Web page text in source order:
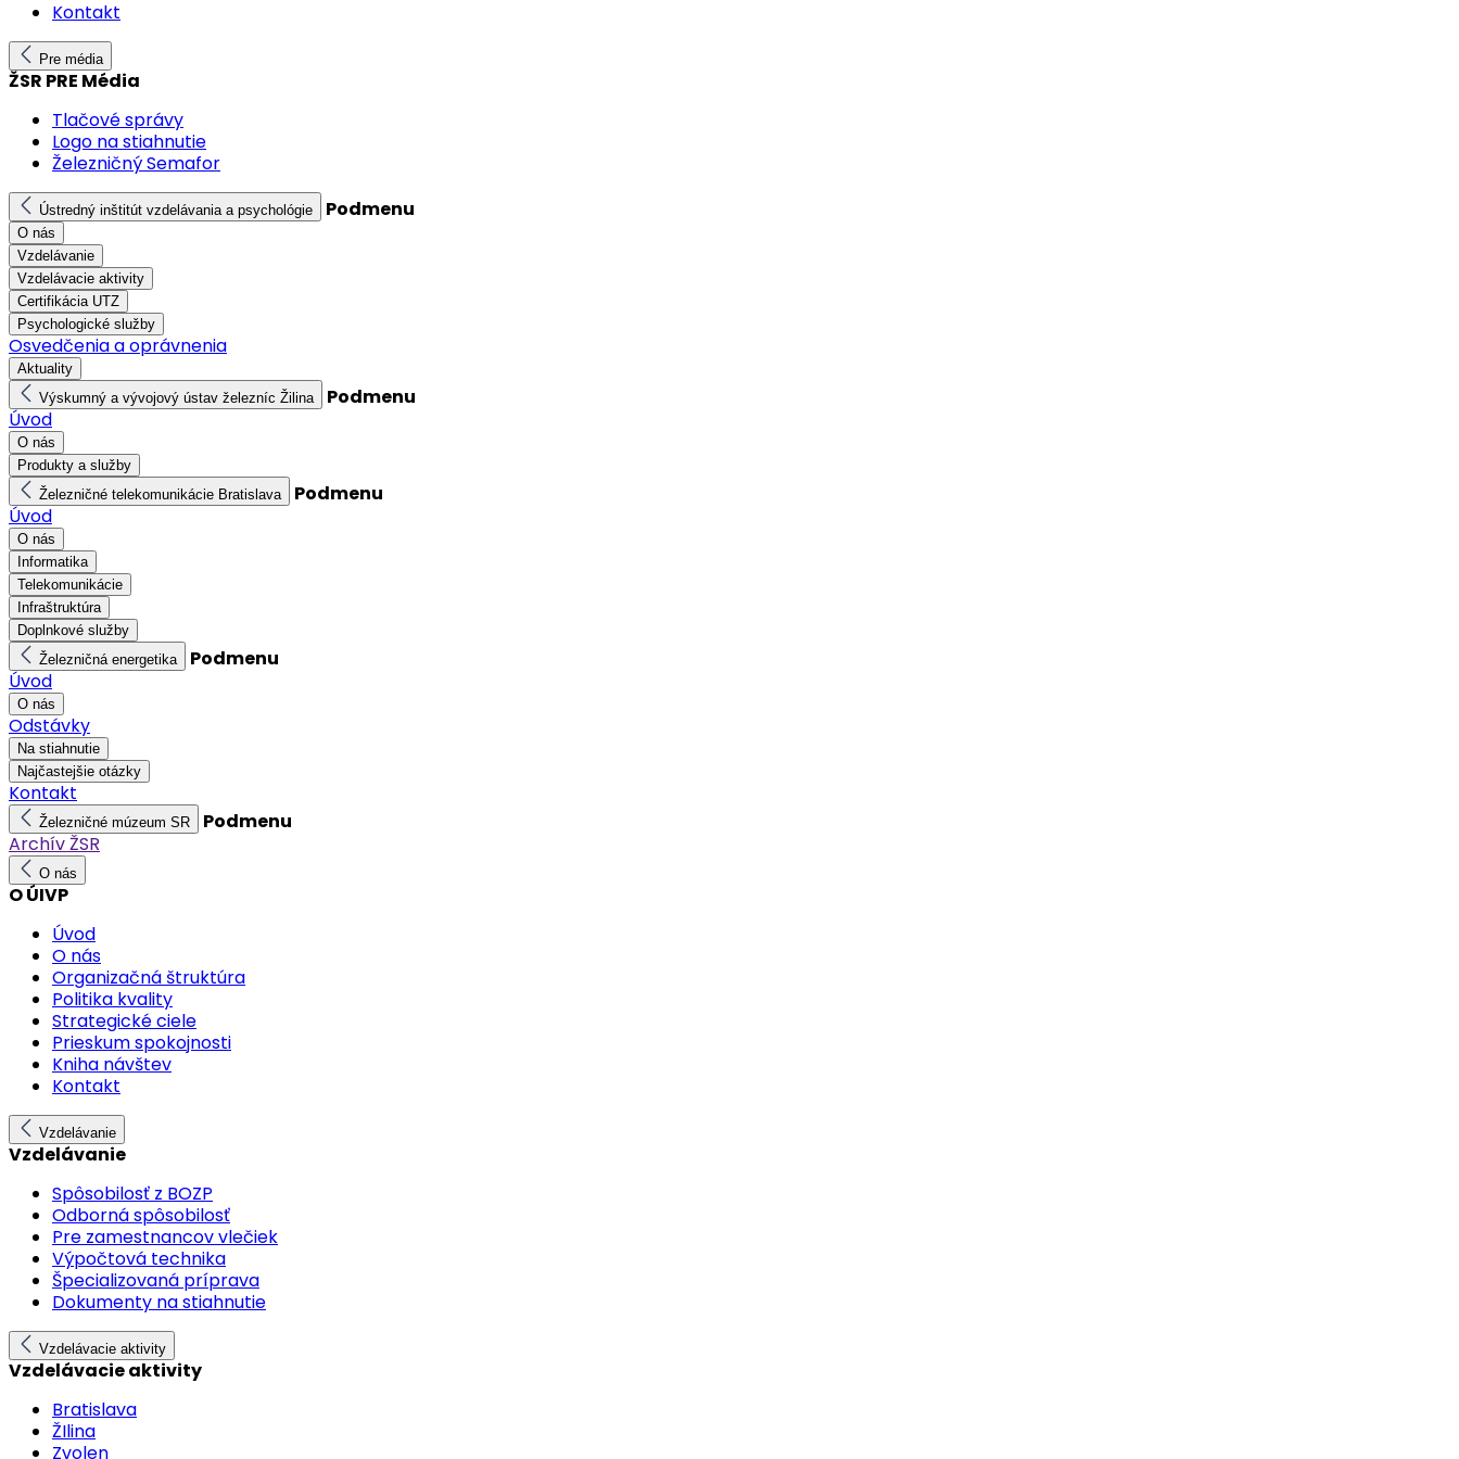
Kontakt
Pre média
ŽSR PRE Média
Tlačové správy
Logo na stiahnutie
Železničný Semafor
Ústredný inštitút vzdelávania a psychológie Podmenu
O nás
Vzdelávanie
Vzdelávacie aktivity
Certifikácia UTZ
Psychologické služby
Osvedčenia a oprávnenia
Aktuality
Výskumný a vývojový ústav železníc Žilina
Podmenu
Úvod
O nás
Produkty a služby
Železničné telekomunikácie Bratislava
Podmenu
Úvod
O nás
Informatika
Telekomunikácie
Infraštruktúra
Doplnkové služby
Železničná energetika
Podmenu
Úvod
O nás
Odstávky
Na stiahnutie
Najčastejšie otázky
Kontakt
Železničné múzeum SR
Podmenu
Archív ŽSR
O nás
O ÚIVP
Úvod
O nás
Organizačná štruktúra
Politika kvality
Strategické ciele
Prieskum spokojnosti
Kniha návštev
Kontakt
Vzdelávanie
Vzdelávanie
Spôsobilosť z BOZP
Odborná spôsobilosť
Pre zamestnancov vlečiek
Výpočtová technika
Špecializovaná príprava
Dokumenty na stiahnutie
Vzdelávacie aktivity
Vzdelávacie aktivity
Bratislava
ŽIlina
Zvolen